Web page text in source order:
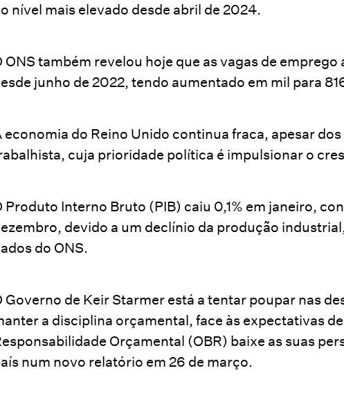
nível mais elevado desde abril de 2024.
ONS também revelou hoje que as vagas de
junho de 2022, tendo aumentado em mil para
economia do Reino Unido continua fraca, apesar
cuja prioridade política é impulsionar o
Produto Interno Bruto (PIB) caiu 0,1% em janeiro,
devido a um declínio da produção
do ONS.
Governo de Keir Starmer está a tentar poupar nas
a disciplina orçamental, face às expectativas
Orçamental (OBR) baixe as suas
num novo relatório em 26 de março.